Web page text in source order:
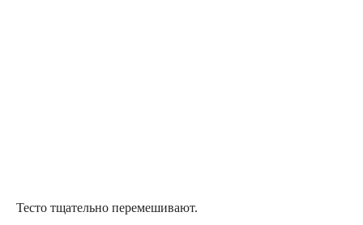
Тесто тщательно перемешивают.